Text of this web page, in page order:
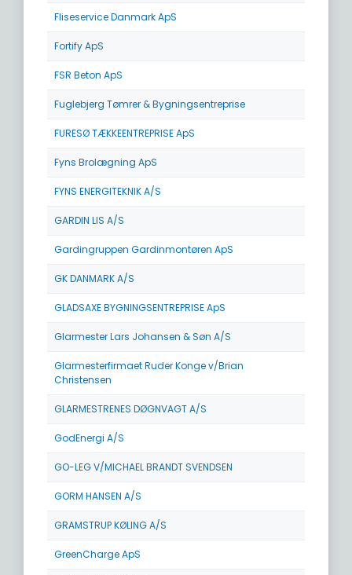
Fliseservice Danmark ApS
Fortify ApS
FSR Beton ApS
Fuglebjerg Tømrer & Bygningsentreprise
FURESØ TÆKKEENTREPRISE ApS
Fyns Brolægning ApS
FYNS ENERGITEKNIK A/S
GARDIN LIS A/S
Gardingruppen Gardinmontøren ApS
GK DANMARK A/S
GLADSAXE BYGNINGSENTREPRISE ApS
Glarmester Lars Johansen & Søn A/S
Glarmesterfirmaet Ruder Konge v/Brian
Christensen
GLARMESTRENES DØGNVAGT A/S
GodEnergi A/S
GO-LEG V/MICHAEL BRANDT SVENDSEN
GORM HANSEN A/S
GRAMSTRUP KØLING A/S
GreenCharge ApS